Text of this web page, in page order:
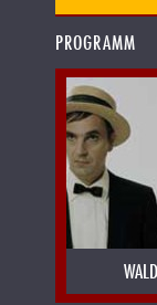
PROGRAMM